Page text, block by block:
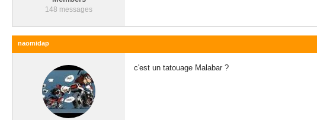
148 messages
naomidap
c'est un tatouage Malabar ?